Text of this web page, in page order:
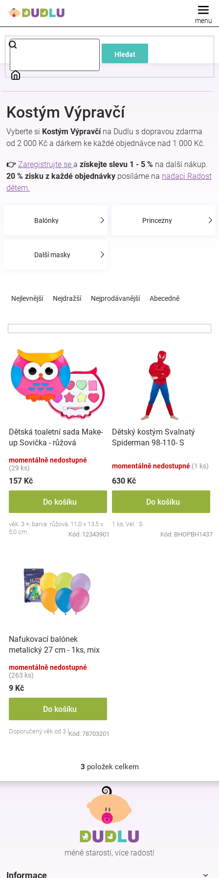
Hledat
Dětské
a
kojenecké
oblečení
Pokojíček
a
kojenecká
zábava
Těhotenské
oblečení
Značky
Blog
Hračkářství
Přihlášení
Kostým Výpravčí
Vyberte si Kostým Výpravčína Dudlu s dopravou zdarma
od 2 000 Kč a dárkem ke každé objednávce nad 1 000 Kč.
👉 Zaregistrujte se a získejte slevu 1 - 5 % na další nákup.
20 % zisku z každé objednávky posíláme na nadaci Radost
dětem.
Balónky Princezny
Další masky
o
d
ů
Nejlevnější Nejdražší Nejprodávanější Abecedně
p
o
d
u
k
ů
Dětská toaletní sada Make-
up Sovička - růžová
momentálně nedostupné
(29 ks)
157 Kč
Do košíku
věk: 3 +, barva: růžová, 11,0 x 13,5 x
5,0 cm.
Kód: 12343901
Dětský kostým Svalnatý
Spiderman 98-110- S
momentálně nedostupné (1 ks)
630 Kč
Do košíku
1 ks, Vel.: S
Kód: BHOPBH1437
Nafukovací balónek
metalický 27 cm - 1ks, mix
momentálně nedostupné
(263 ks)
9 Kč
Do košíku
Doporučený věk od 3 letKód: 78703201
O
v
l
d
a
c
í
p
r
3 položek celkem
Z
méně starostí, více radostí
Informace